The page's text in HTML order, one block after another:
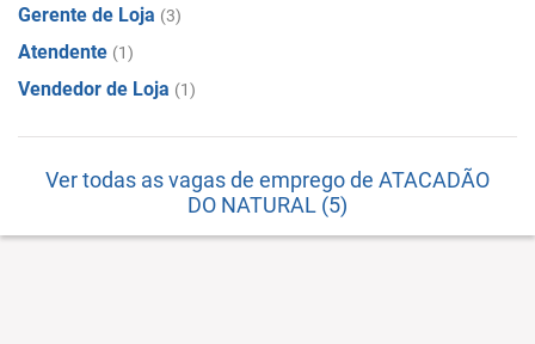
Gerente de Loja (3)
Atendente (1)
Vendedor de Loja (1)
Ver todas as vagas de emprego de ATACADÃO
DO NATURAL (5)